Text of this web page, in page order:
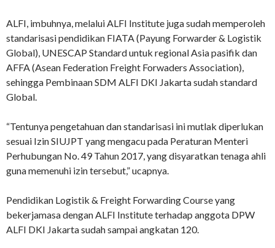
ALFI, imbuhnya, melalui ALFI Institute juga sudah memperoleh
standarisasi pendidikan FIATA (Payung Forwarder & Logistik
Global), UNESCAP Standard untuk regional Asia pasifik dan
AFFA (Asean Federation Freight Forwaders Association),
sehingga Pembinaan SDM ALFI DKI Jakarta sudah standard
Global.
“Tentunya pengetahuan dan standarisasi ini mutlak diperlukan
sesuai Izin SIUJPT yang mengacu pada Peraturan Menteri
Perhubungan No. 49 Tahun 2017, yang disyaratkan tenaga ahli
guna memenuhi izin tersebut,” ucapnya.
Pendidikan Logistik & Freight Forwarding Course yang
bekerjamasa dengan ALFI Institute terhadap anggota DPW
ALFI DKI Jakarta sudah sampai angkatan 120.